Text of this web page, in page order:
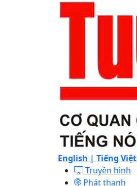
English | Tiếng Việt
Truyền hình
Phát thanh